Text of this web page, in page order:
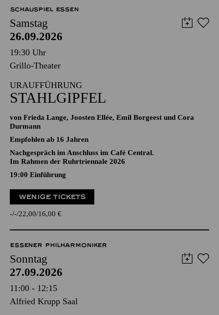
SCHAUSPIEL ESSEN
Samstag
26.09.2026
19:30 Uhr
Grillo-Theater
URAUFFÜHRUNG
STAHLGIPFEL
von Frieda Lange, Joosten Ellée, Emil Borgeest und Cora
Durmann
Empfohlen ab 16 Jahren
Nachgespräch im Anschluss im Café Central.
Im Rahmen der Ruhrtriennale 2026
19:00 Einführung
WENIGE TICKETS
- - 22,00 16,00 €
ESSENER PHILHARMONIKER
Sonntag
27.09.2026
11:00 - 12:15
Alfried Krupp Saal